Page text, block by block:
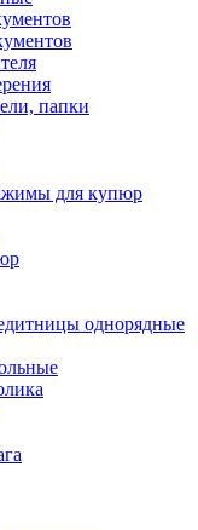
папки
для купюр
однорядные